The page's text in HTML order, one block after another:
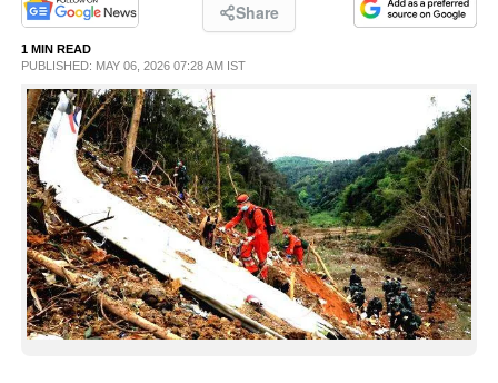
PHOTOS
LIFESTYLE
SPIRITUAL
INFO+
ART
ASTRO
Share
1 MIN READ
PUBLISHED: MAY 06, 2026 07:28 AM IST